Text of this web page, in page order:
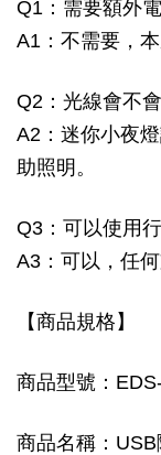
Q1：需要額外
A1：不需要，
Q2：光線會不
A2：迷你小夜
助照明。
Q3：可以使用
A3：可以，任
【商品規格】
商品型號：
商品名稱：